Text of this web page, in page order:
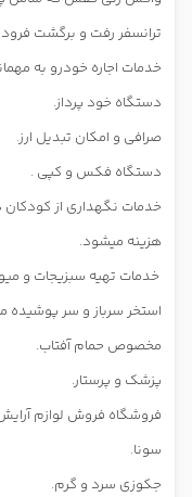
ترانسفر رفت و برگشت
خدمات اجاره خودرو به
دستگاه خود پرداز.
صرافی و امکان تبدیل ارز.
دستگاه فکس و کپی .
خدمات نگهداری از
هزینه میشود.
خدمات تهیه سبزیجات و
استخر سرباز و سر
مخصوص حمام آفتاب.
پزشک و پرستار.
فروشگاه فروش لوازم
سونا.
جکوزی سرد و گرم.